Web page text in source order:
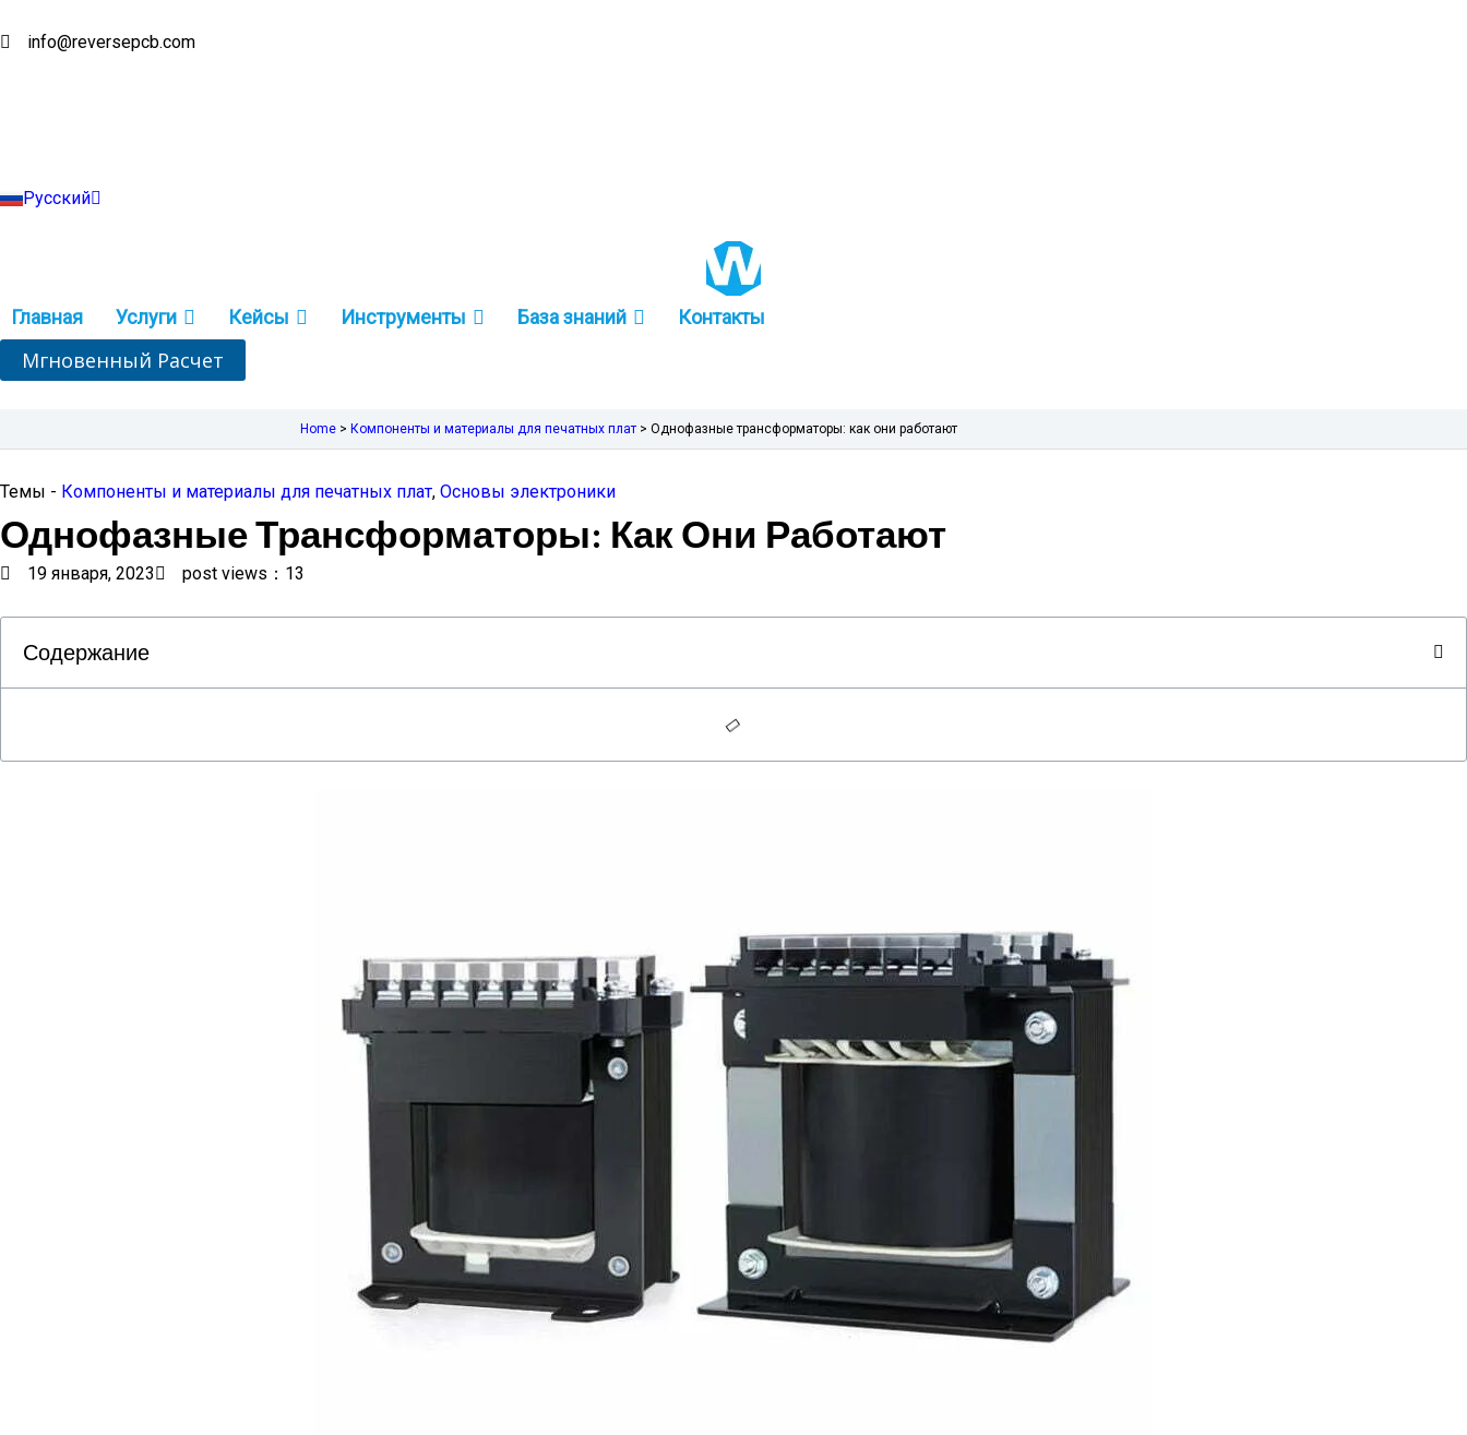
к
info@reversepcb.com
Русский
English
Indonesia
Главная Услуги Кейсы Инструменты База знаний Контакты
Мгновенный Расчет
Home > Компоненты и материалы для печатных плат >Однофазные трансформаторы: как они работают
Темы - Компоненты и материалы для печатных плат, Основы электроники
Однофазные Трансформаторы: Как Они Работают
19 января, 2023 post views：13
Содержание